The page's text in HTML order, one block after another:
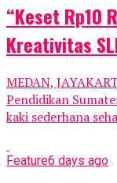
“Keset Rp10
Kreativitas
MEDAN,
Pendidikan
kaki sederhana
Feature6 days ago